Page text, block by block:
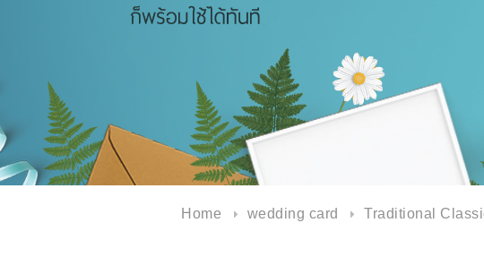
Home wedding card Traditional